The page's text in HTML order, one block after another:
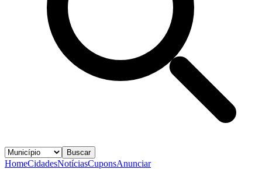
Buscar
HomeCidadesNotíciasCuponsAnunciar